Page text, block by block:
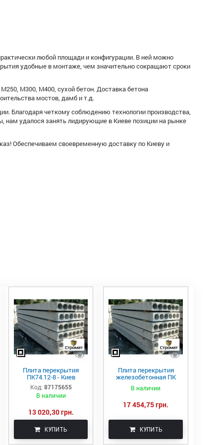
любой площади и конфигурации. В ней можно
удобные в монтаже, чем значительно сокращают сроки
М300, М400, сухой бетон. Доставка бетона
мостов, дамб и т.д.
Благодаря четкому соблюдению технологии производства,
удалося занять лидирующие в Киеве позиции на рынке
Обеспечиваем своевременную доставку по Киеву и
Плита перекрытия
ПК74.12-8 - Киев
Код: 87175655
В наличии
13 020,30 грн.
КУПИТЬ
Плита перекрытия
железобетонная ПК
В наличии
17 454,75 грн.
КУПИТЬ